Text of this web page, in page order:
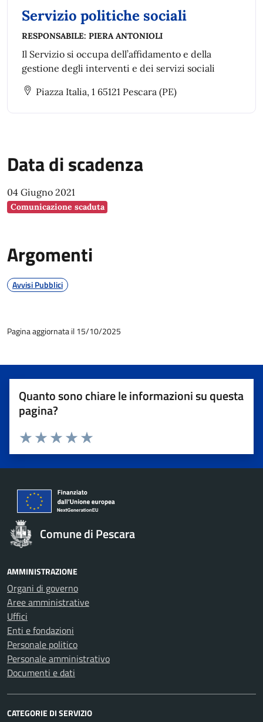
Servizio politiche sociali
RESPONSABILE: PIERA ANTONIOLI
Il Servizio si occupa dell’affidamento e della
gestione degli interventi e dei servizi sociali
Piazza Italia, 1 65121 Pescara (PE)
Data di scadenza
04 Giugno 2021
Comunicazione scaduta
Argomenti
Avvisi Pubblici
Pagina aggiornata il 15/10/2025
Quanto sono chiare le informazioni su questa
pagina?
Valuta 5 stelle su 5
Valuta 4 stelle su 5
Valuta 3 stelle su 5
Valuta 2 stelle su 5
Valuta 1 stelle su 5
Comune di Pescara
AMMINISTRAZIONE
Organi di governo
Aree amministrative
Uffici
Enti e fondazioni
Personale politico
Personale amministrativo
Documenti e dati
CATEGORIE DI SERVIZIO